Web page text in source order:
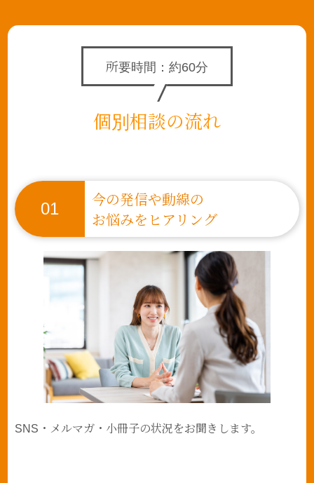
所要時間：約60分
個別相談の流れ
01
今の発信や動線の
お悩みをヒアリング
SNS・メルマガ・小冊子の状況をお聞きします。